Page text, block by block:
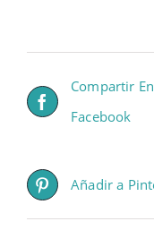
Compartir En
Facebook
Añadir a